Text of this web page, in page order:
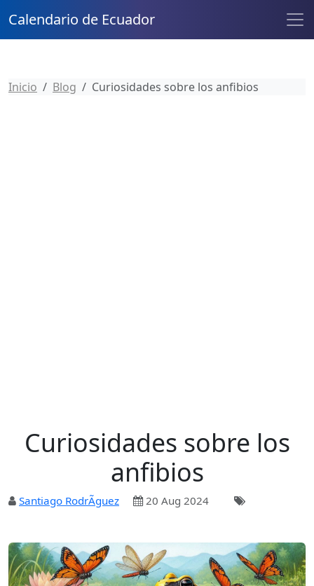
Calendario de Ecuador
Inicio Blog Curiosidades sobre los anfibios
Curiosidades sobre los
anfibios
Santiago RodrÃ­guez 20 Aug 2024